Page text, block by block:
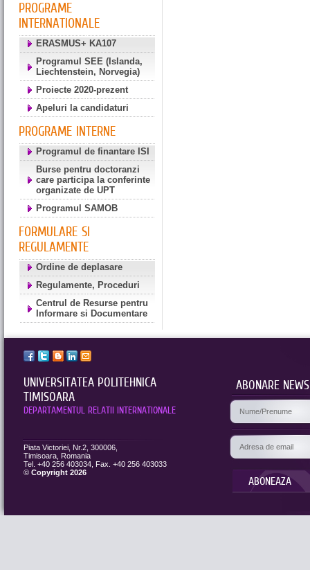
PROGRAME
INTERNATIONALE
ERASMUS+ KA107
Programul SEE (Islanda,
Liechtenstein, Norvegia)
Proiecte 2020-prezent
Apeluri la candidaturi
PROGRAME INTERNE
Programul de finantare ISI
Burse pentru doctoranzi
care participa la conferinte
organizate de UPT
Programul SAMOB
FORMULARE SI
REGULAMENTE
Ordine de deplasare
Regulamente, Proceduri
Centrul de Resurse pentru
Informare si Documentare
UNIVERSITATEA POLITEHNICA
TIMISOARA
DEPARTAMENTUL RELATII INTERNATIONALE
Piata Victoriei, Nr.2, 300006,
Timisoara, Romania
Tel. +40 256 403034, Fax. +40 256 403033
© Copyright 2026
ABONARE
ABONEAZA